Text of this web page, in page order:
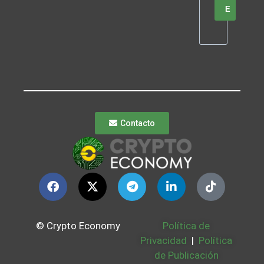
E
Contacto
© Crypto Economy
Política de
Privacidad | Política
de Publicación